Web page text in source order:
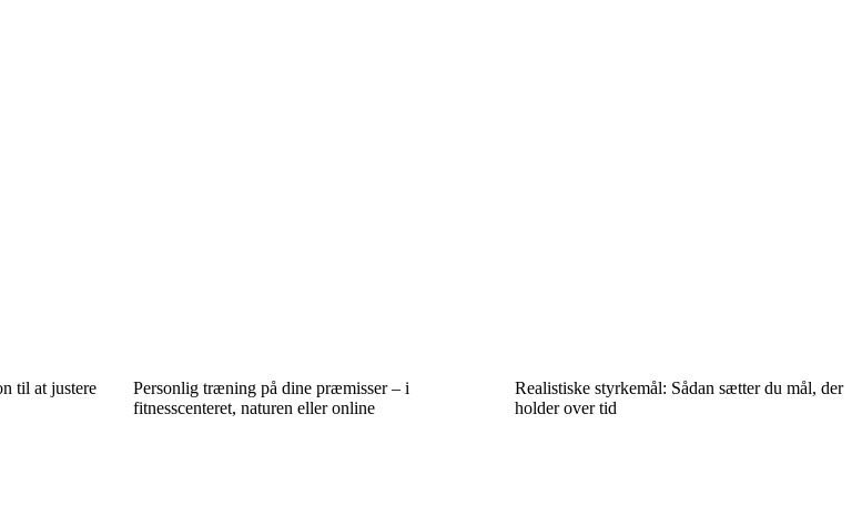
til at justere
Personlig træning på dine præmisser – i
fitnesscenteret, naturen eller online
Realistiske styrkemål: Sådan sætter du mål, der
holder over tid